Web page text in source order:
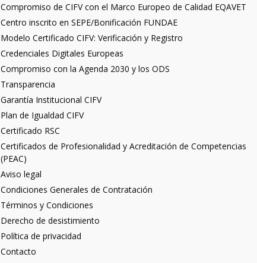
Compromiso de CIFV con el Marco Europeo de Calidad EQAVET
Centro inscrito en SEPE/Bonificación FUNDAE
Modelo Certificado CIFV: Verificación y Registro
Credenciales Digitales Europeas
Compromiso con la Agenda 2030 y los ODS
Transparencia
Garantía Institucional CIFV
Plan de Igualdad CIFV
Certificado RSC
Certificados de Profesionalidad y Acreditación de Competencias
(PEAC)
Aviso legal
Condiciones Generales de Contratación
Términos y Condiciones
Derecho de desistimiento
Política de privacidad
Contacto